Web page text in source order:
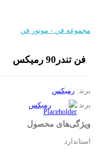
مجموعه فن - موتور فن
فن تندر90 رمیکس
برند: رمیکس
برند:
رمیکس
ویژگی‌های محصول
استاندارد